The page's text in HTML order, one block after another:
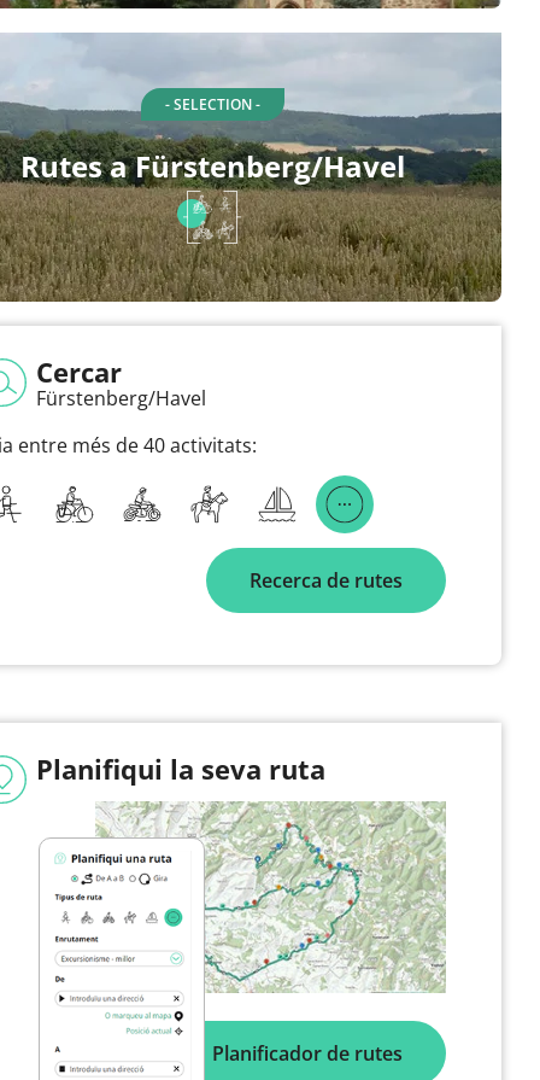
- SELECTION -
Rutes a Fürstenberg/Havel
Cercar
Fürstenberg/Havel
entre més de 40 activitats:
Recerca de rutes
Planifiqui la seva ruta
Planificador de rutes